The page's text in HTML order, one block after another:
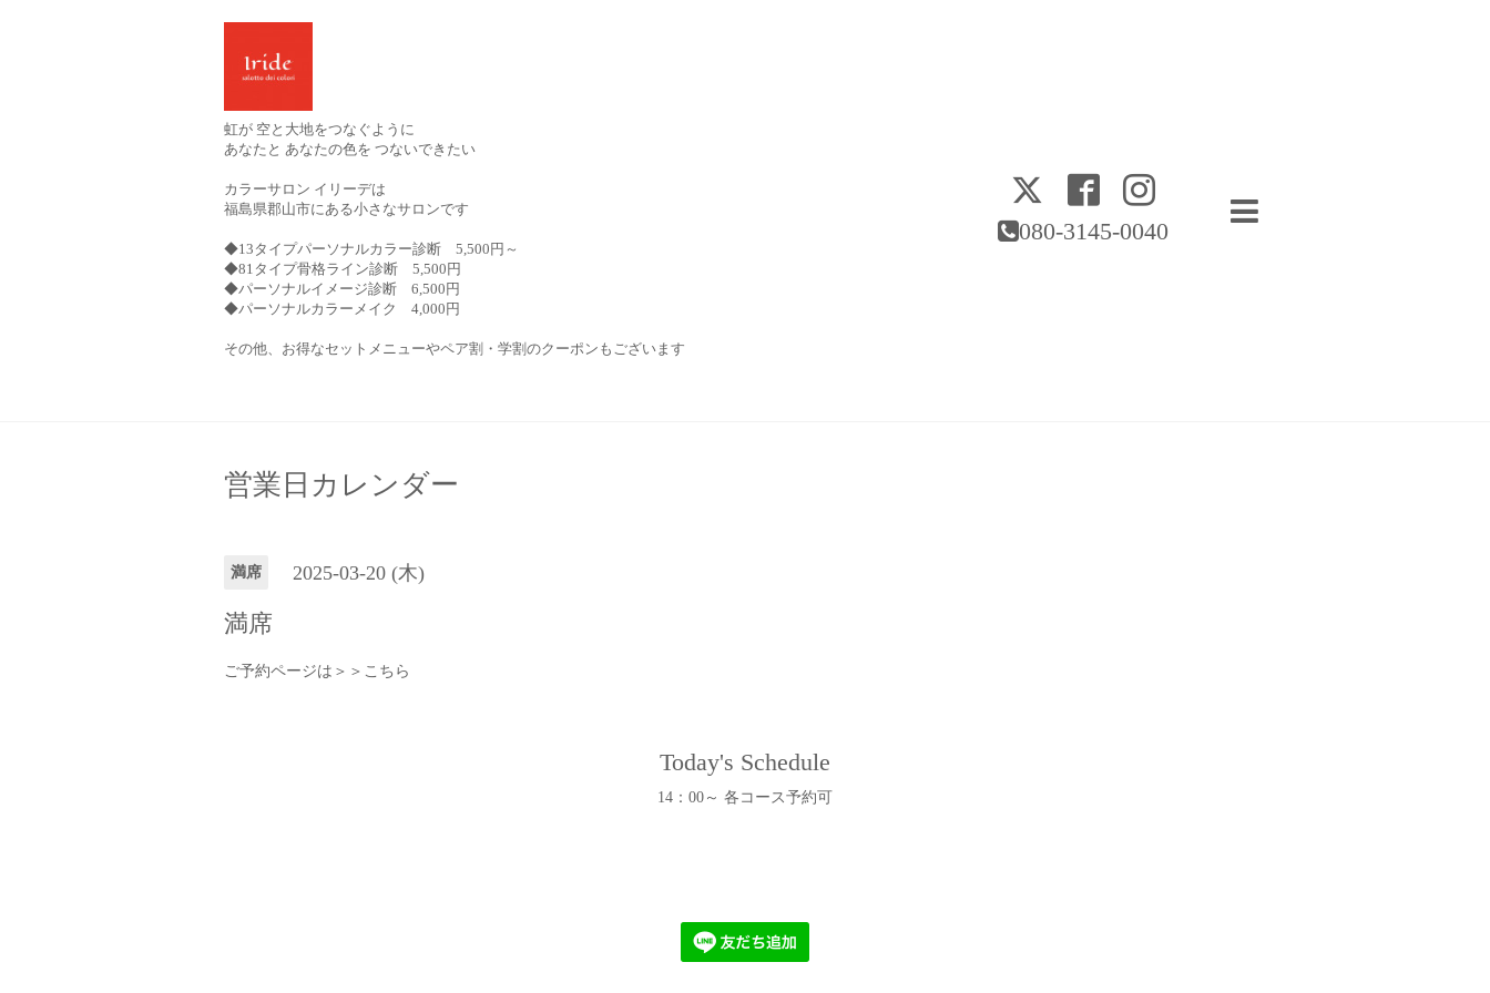
080-3145-0040
虹が 空と大地をつなぐように
あなたと あなたの色を つないできたい
カラーサロン イリーデは
福島県郡山市にある小さなサロンです
◆13タイプパーソナルカラー診断 5,500円～
◆81タイプ骨格ライン診断 5,500円
◆パーソナルイメージ診断 6,500円
◆パーソナルカラーメイク 4,000円
その他、お得なセットメニューやペア割・学割のクーポンもございます
営業日カレンダー
満席 2025-03-20 (木)
満席
ご予約ページは＞＞ こちら
Today's Schedule
14：00～ 各コース予約可